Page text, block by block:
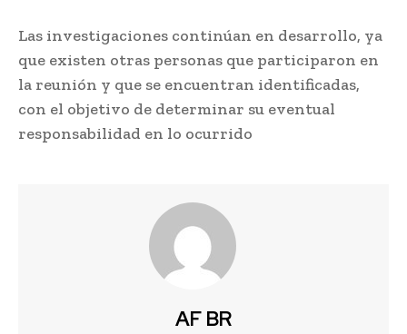
Las investigaciones continúan en desarrollo, ya
que existen otras personas que participaron en
la reunión y que se encuentran identificadas,
con el objetivo de determinar su eventual
responsabilidad en lo ocurrido
AF BR